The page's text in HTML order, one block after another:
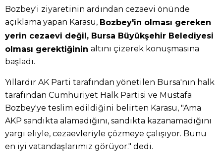
Bozbey'i ziyaretinin ardından cezaevi önünde
açıklama yapan Karasu, Bozbey'in olması gereken
yerin cezaevi değil, Bursa Büyükşehir Belediyesi
olması gerektiğinin altını çizerek konuşmasına
başladı.
Yıllardır AK Parti tarafından yönetilen Bursa'nın halk
tarafından Cumhuriyet Halk Partisi ve Mustafa
Bozbey'ye teslim edildiğini belirten Karasu, "Ama
AKP sandıkta alamadığını, sandıkta kazanamadığını
yargı eliyle, cezaevleriyle çözmeye çalışıyor. Bunu
en iyi vatandaşlarımız görüyor." dedi.